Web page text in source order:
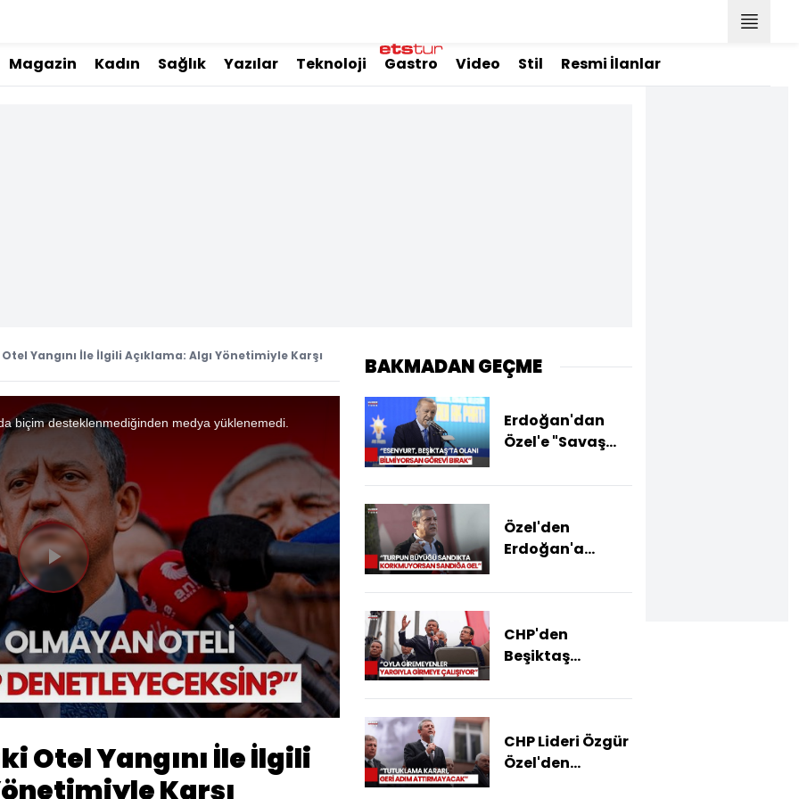
Magazin Kadın Sağlık Yazılar Teknoloji Gastro Video Stil Resmi İlanlar
Yangını İle İlgili Açıklama: Algı Yönetimiyle Karşı
Videoyu
Oynat
biçim desteklenmediğinden medya yüklenemedi.
Otel Yangını İle İlgili
Karşı
BAKMADAN GEÇME
Erdoğan'dan
Özel'e "Savaş
Gidin Kart
Oynayın
Özel'den
Erdoğan'a
"Oyuna
İktidarı
Devretmeye
CHP'den
Beşiktaş
Mitingi! "Devlete
İnancın
Sarsılmaması
CHP Lideri Özgür
Özel'den